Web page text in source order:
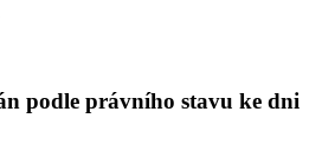
podle právního stavu ke dni